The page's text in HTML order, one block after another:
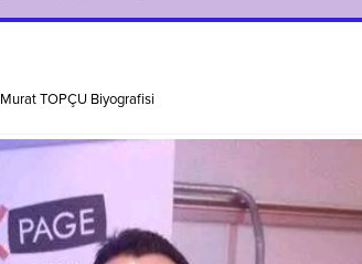
Murat TOPÇU Biyografisi